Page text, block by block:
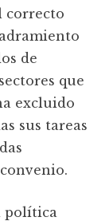
correcto
de
que
excluido
sus tareas
política